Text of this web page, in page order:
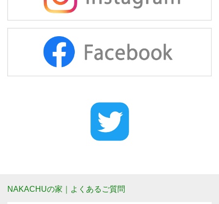
NAKACHUの家｜よくあるご質問